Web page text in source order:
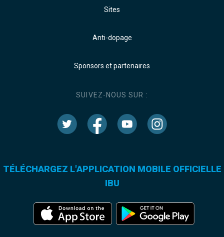
Sites
Anti-dopage
Sponsors et partenaires
SUIVEZ-NOUS SUR :
TÉLÉCHARGEZ L'APPLICATION MOBILE OFFICIELLE
IBU